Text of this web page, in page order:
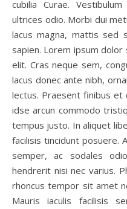
cubilia Curae.
ultrices odio. Morbi dui
lacus magna, mattis sed
sapien. Lorem ipsum
elit. Cras neque sem,
lacus donec ante nibh,
lectus. Praesent finibus et
idse arcun commodo
tempus justo. In aliquet
facilisis tincidunt posuere.
semper, ac sodales
hendrerit nisi nec varius.
rhoncus tempor sit amet
Mauris iaculis facilisis